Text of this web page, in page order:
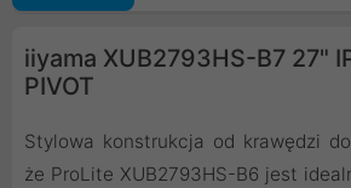
iiyama XUB2793HS-B7 27"
PIVOT
Stylowa konstrukcja od krawędzi
że ProLite XUB2793HS-B6 jest